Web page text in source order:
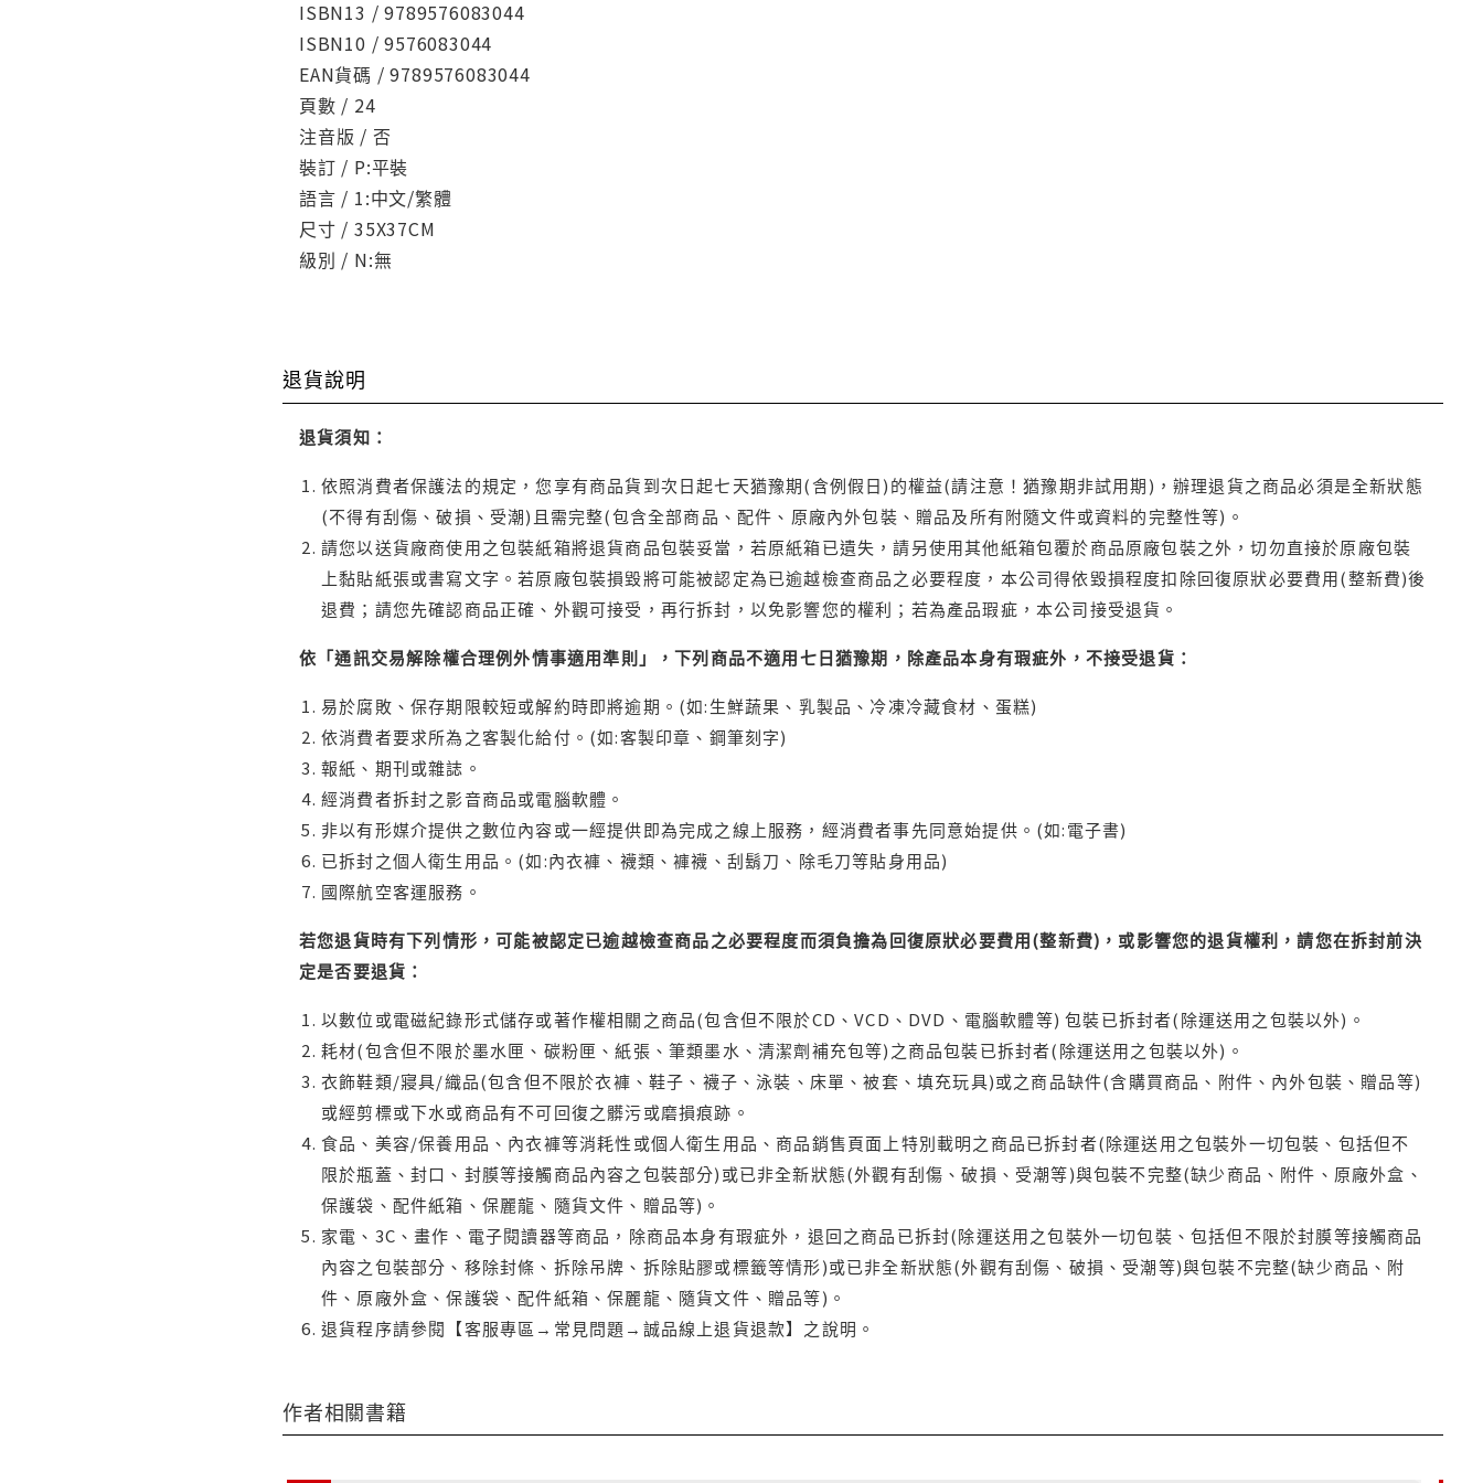
ISBN13 / 9789576083044
ISBN10 / 9576083044
EAN貨碼 / 9789576083044
頁數 / 24
注音版 / 否
裝訂 / P:平裝
語言 / 1:中文/繁體
尺寸 / 35X37CM
級別 / N:無
退貨說明
退貨須知：
依照消費者保護法的規定，您享有商品貨到次日起七天猶豫期(含例假日)的權益(請注意！猶豫期非試用期)，辦理退貨之商品必須是全新狀態
(不得有刮傷、破損、受潮)且需完整(包含全部商品、配件、原廠內外包裝、贈品及所有附隨文件或資料的完整性等)。
請您以送貨廠商使用之包裝紙箱將退貨商品包裝妥當，若原紙箱已遺失，請另使用其他紙箱包覆於商品原廠包裝之外，切勿直接於原廠包裝
上黏貼紙張或書寫文字。若原廠包裝損毀將可能被認定為已逾越檢查商品之必要程度，本公司得依毀損程度扣除回復原狀必要費用(整新費)後
退費；請您先確認商品正確、外觀可接受，再行拆封，以免影響您的權利；若為產品瑕疵，本公司接受退貨。
依「通訊交易解除權合理例外情事適用準則」，下列商品不適用七日猶豫期，除產品本身有瑕疵外，不接受退貨：
易於腐敗、保存期限較短或解約時即將逾期。(如:生鮮蔬果、乳製品、冷凍冷藏食材、蛋糕)
依消費者要求所為之客製化給付。(如:客製印章、鋼筆刻字)
報紙、期刊或雜誌。
經消費者拆封之影音商品或電腦軟體。
非以有形媒介提供之數位內容或一經提供即為完成之線上服務，經消費者事先同意始提供。(如:電子書)
已拆封之個人衛生用品。(如:內衣褲、襪類、褲襪、刮鬍刀、除毛刀等貼身用品)
國際航空客運服務。
若您退貨時有下列情形，可能被認定已逾越檢查商品之必要程度而須負擔為回復原狀必要費用(整新費)，或影響您的退貨權利，請您在拆封前決
定是否要退貨：
以數位或電磁紀錄形式儲存或著作權相關之商品(包含但不限於CD、VCD、DVD、電腦軟體等) 包裝已拆封者(除運送用之包裝以外)。
耗材(包含但不限於墨水匣、碳粉匣、紙張、筆類墨水、清潔劑補充包等)之商品包裝已拆封者(除運送用之包裝以外)。
衣飾鞋類/寢具/織品(包含但不限於衣褲、鞋子、襪子、泳裝、床單、被套、填充玩具)或之商品缺件(含購買商品、附件、內外包裝、贈品等)
或經剪標或下水或商品有不可回復之髒污或磨損痕跡。
食品、美容/保養用品、內衣褲等消耗性或個人衛生用品、商品銷售頁面上特別載明之商品已拆封者(除運送用之包裝外一切包裝、包括但不
限於瓶蓋、封口、封膜等接觸商品內容之包裝部分)或已非全新狀態(外觀有刮傷、破損、受潮等)與包裝不完整(缺少商品、附件、原廠外盒、
保護袋、配件紙箱、保麗龍、隨貨文件、贈品等)。
家電、3C、畫作、電子閱讀器等商品，除商品本身有瑕疵外，退回之商品已拆封(除運送用之包裝外一切包裝、包括但不限於封膜等接觸商品
內容之包裝部分、移除封條、拆除吊牌、拆除貼膠或標籤等情形)或已非全新狀態(外觀有刮傷、破損、受潮等)與包裝不完整(缺少商品、附
件、原廠外盒、保護袋、配件紙箱、保麗龍、隨貨文件、贈品等)。
退貨程序請參閱【客服專區→常見問題→誠品線上退貨退款】之說明。
作者相關書籍